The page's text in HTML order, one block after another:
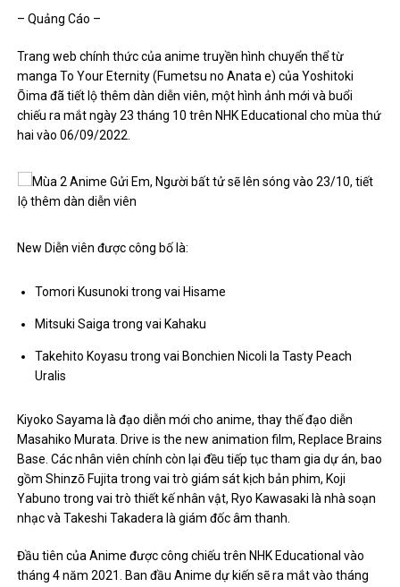
– Quảng Cáo –
Trang web chính thức của anime truyền hình chuyển thể từ
manga To Your Eternity (Fumetsu no Anata e) của Yoshitoki
Ōima đã tiết lộ thêm dàn diễn viên, một hình ảnh mới và buổi
chiếu ra mắt ngày 23 tháng 10 trên NHK Educational cho mùa thứ
hai vào 06/09/2022.
New Diễn viên được công bố là:
Tomori Kusunoki trong vai Hisame
Mitsuki Saiga trong vai Kahaku
Takehito Koyasu trong vai Bonchien Nicoli la Tasty Peach
Uralis
Kiyoko Sayama là đạo diễn mới cho anime, thay thế đạo diễn
Masahiko Murata. Drive is the new animation film, Replace Brains
Base. Các nhân viên chính còn lại đều tiếp tục tham gia dự án, bao
gồm Shinzō Fujita trong vai trò giám sát kịch bản phim, Koji
Yabuno trong vai trò thiết kế nhân vật, Ryo Kawasaki là nhà soạn
nhạc và Takeshi Takadera là giám đốc âm thanh.
Đầu tiên của Anime được công chiếu trên NHK Educational vào
tháng 4 năm 2021. Ban đầu Anime dự kiến ​​sẽ ra mắt vào tháng